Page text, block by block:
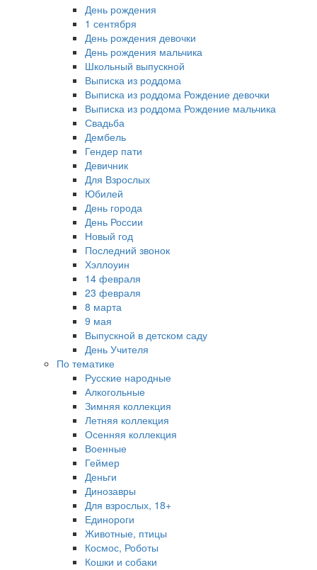
День рождения
1 сентября
День рождения девочки
День рождения мальчика
Школьный выпускной
Выписка из роддома
Выписка из роддома Рождение девочки
Выписка из роддома Рождение мальчика
Свадьба
Дембель
Гендер пати
Девичник
Для Взрослых
Юбилей
День города
День России
Новый год
Последний звонок
Хэллоуин
14 февраля
23 февраля
8 марта
9 мая
Выпускной в детском саду
День Учителя
По тематике
Русские народные
Алкогольные
Зимняя коллекция
Летняя коллекция
Осенняя коллекция
Военные
Геймер
Деньги
Динозавры
Для взрослых, 18+
Единороги
Животные, птицы
Космос, Роботы
Кошки и собаки